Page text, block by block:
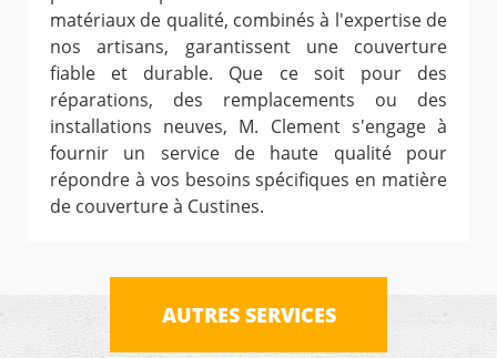
matériaux de qualité, combinés à l'expertise de
nos artisans, garantissent une couverture
fiable et durable. Que ce soit pour des
réparations, des remplacements ou des
installations neuves, M. Clement s'engage à
fournir un service de haute qualité pour
répondre à vos besoins spécifiques en matière
de couverture à Custines.
AUTRES SERVICES